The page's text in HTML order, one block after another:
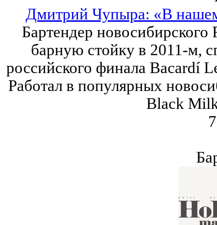
Дмитрий Чупыра: «В нашем
Бартендер новосибирского
барную стойку в 2011-м,
российского финала Bacardí
Работал в популярных
Black